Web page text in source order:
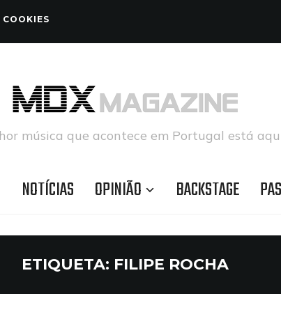
música que acontece em Portugal está
NOTÍCIAS OPINIÃO BACKSTAGE
ETIQUETA: FILIPE ROCHA